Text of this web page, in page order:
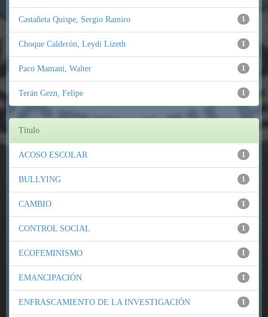
1
Castañeta Quispe, Sergio Ramiro
1
Choque Calderón, Leydi Lizeth
1
Paco Mamani, Walter
1
Terán Gezn, Felipe
Título
1
ACOSO ESCOLAR
1
BULLYING
1
CAMBIO
1
CONTROL SOCIAL
1
ECOFEMINISMO
1
EMANCIPACIÓN
1
ENFRASCAMIENTO DE LA INVESTIGACIÓN